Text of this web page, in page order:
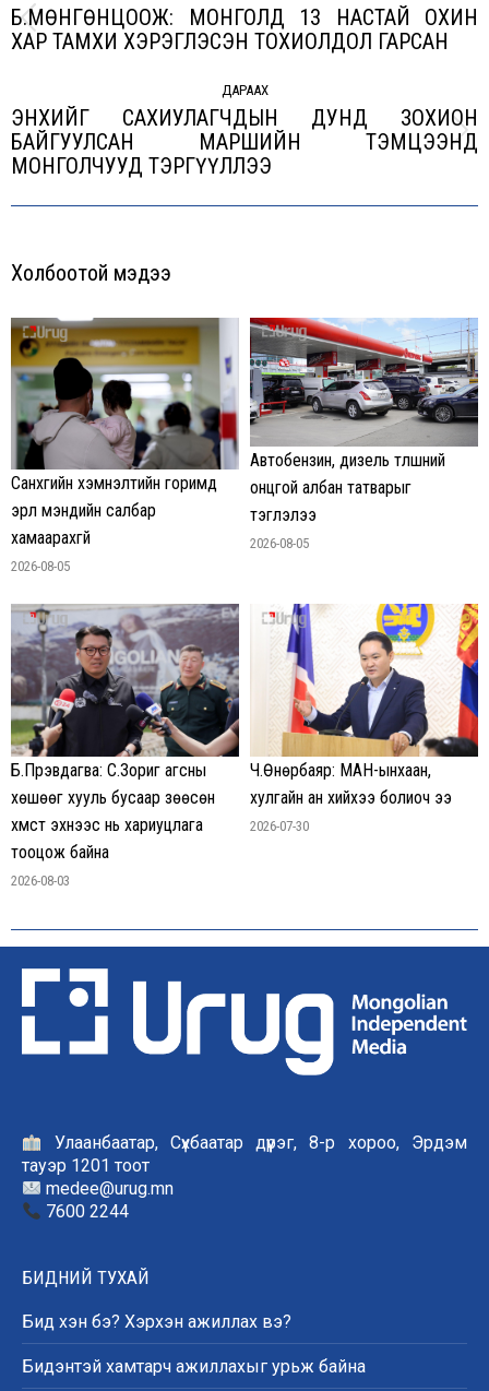
Previous
Б.МӨНГӨНЦООЖ: МОНГОЛД 13 НАСТАЙ ОХИН
ХАР ТАМХИ ХЭРЭГЛЭСЭН ТОХИОЛДОЛ ГАРСАН
ДАРААХ
Next
post:
ЭНХИЙГ САХИУЛАГЧДЫН ДУНД ЗОХИОН
БАЙГУУЛСАН МАРШИЙН ТЭМЦЭЭНД
МОНГОЛЧУУД ТЭРГҮҮЛЛЭЭ
Холбоотой мэдээ
Санхүүгийн хэмнэлтийн горимд
эрүүл мэндийн салбар
хамаарахгүй
2026-08-05
Автобензин, дизель түлшний
онцгой албан татварыг
тэглэлээ
2026-08-05
Б.Пүрэвдагва: С.Зориг агсны
хөшөөг хууль бусаар зөөсөн
хүмүүст эхнээс нь хариуцлага
тооцож байна
2026-08-03
Ч.Өнөрбаяр: МАН-ынхаан,
хулгайн ан хийхээ болиоч ээ
2026-07-30
Улаанбаатар, Сүхбаатар дүүрэг, 8-р хороо, Эрдэм
тауэр 1201 тоот
medee@urug.mn
7600 2244
БИДНИЙ ТУХАЙ
Бид хэн бэ? Хэрхэн ажиллах вэ?
Бидэнтэй хамтарч ажиллахыг урьж байна